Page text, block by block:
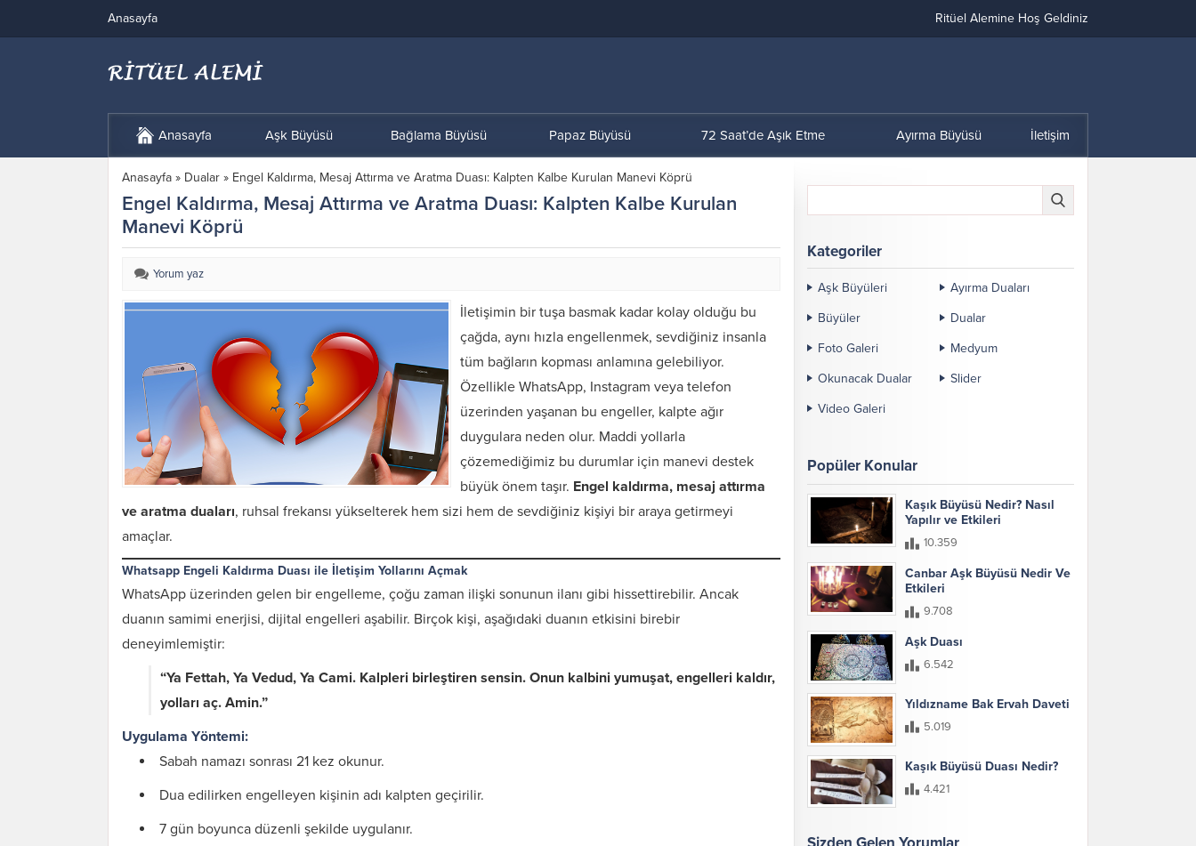
Anasayfa Ritüel Alemine Hoş Geldiniz
Anasayfa Aşk Büyüsü Bağlama Büyüsü Papaz Büyüsü 72 Saat’de Aşık Etme Ayırma Büyüsü İletişim
Anasayfa » Dualar » Engel Kaldırma, Mesaj Attırma ve Aratma Duası: Kalpten Kalbe Kurulan Manevi Köprü
Engel Kaldırma, Mesaj Attırma ve Aratma Duası: Kalpten Kalbe Kurulan
Manevi Köprü
Yorum yaz
İletişimin bir tuşa basmak kadar kolay olduğu bu
çağda, aynı hızla engellenmek, sevdiğiniz insanla
tüm bağların kopması anlamına gelebiliyor.
Özellikle WhatsApp, Instagram veya telefon
üzerinden yaşanan bu engeller, kalpte ağır
duygulara neden olur. Maddi yollarla
çözemediğimiz bu durumlar için manevi destek
büyük önem taşır. Engel kaldırma, mesaj attırma
ve aratma duaları, ruhsal frekansı yükselterek hem sizi hem de sevdiğiniz kişiyi bir araya getirmeyi
amaçlar.
Whatsapp Engeli Kaldırma Duası ile İletişim Yollarını Açmak
WhatsApp üzerinden gelen bir engelleme, çoğu zaman ilişki sonunun ilanı gibi hissettirebilir. Ancak
duanın samimi enerjisi, dijital engelleri aşabilir. Birçok kişi, aşağıdaki duanın etkisini birebir
deneyimlemiştir:
“Ya Fettah, Ya Vedud, Ya Cami. Kalpleri birleştiren sensin. Onun kalbini yumuşat, engelleri kaldır,
yolları aç. Amin.”
Uygulama Yöntemi:
Sabah namazı sonrası 21 kez okunur.
Dua edilirken engelleyen kişinin adı kalpten geçirilir.
7 gün boyunca düzenli şekilde uygulanır.
Kategoriler
Aşk Büyüleri
Ayırma Duaları
Büyüler
Dualar
Foto Galeri
Medyum
Okunacak Dualar
Slider
Video Galeri
Popüler Konular
Kaşık Büyüsü Nedir? Nasıl
Yapılır ve Etkileri
10.359
Canbar Aşk Büyüsü Nedir Ve
Etkileri
9.708
Aşk Duası
6.542
Yıldızname Bak Ervah Daveti
5.019
Kaşık Büyüsü Duası Nedir?
4.421